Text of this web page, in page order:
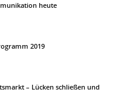
heute
2019
– Lücken schließen und